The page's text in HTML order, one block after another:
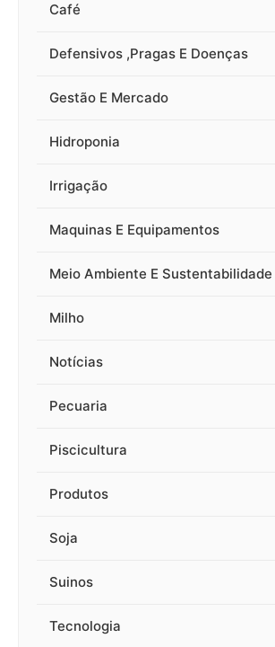
Café
Defensivos ,Pragas E Doenças
Gestão E Mercado
Hidroponia
Irrigação
Maquinas E Equipamentos
Meio Ambiente E Sustentabilidade
Milho
Notícias
Pecuaria
Piscicultura
Produtos
Soja
Suinos
Tecnologia